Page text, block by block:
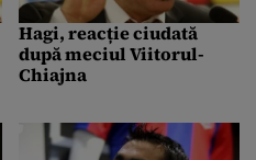
Hagi, reacție ciudată
după meciul Viitorul-
Chiajna